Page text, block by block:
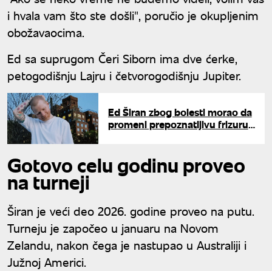
i hvala vam što ste došli", poručio je okupljenim
obožavaocima.
Ed sa suprugom Čeri Siborn ima dve ćerke,
petogodišnju Lajru i četvorogodišnju Jupiter.
Ed Širan zbog bolesti morao da
promeni prepoznatljivu frizuru:
Gotovo celu godinu proveo
na turneji
Širan je veći deo 2026. godine proveo na putu.
Turneju je započeo u januaru na Novom
Zelandu, nakon čega je nastupao u Australiji i
Južnoj Americi.